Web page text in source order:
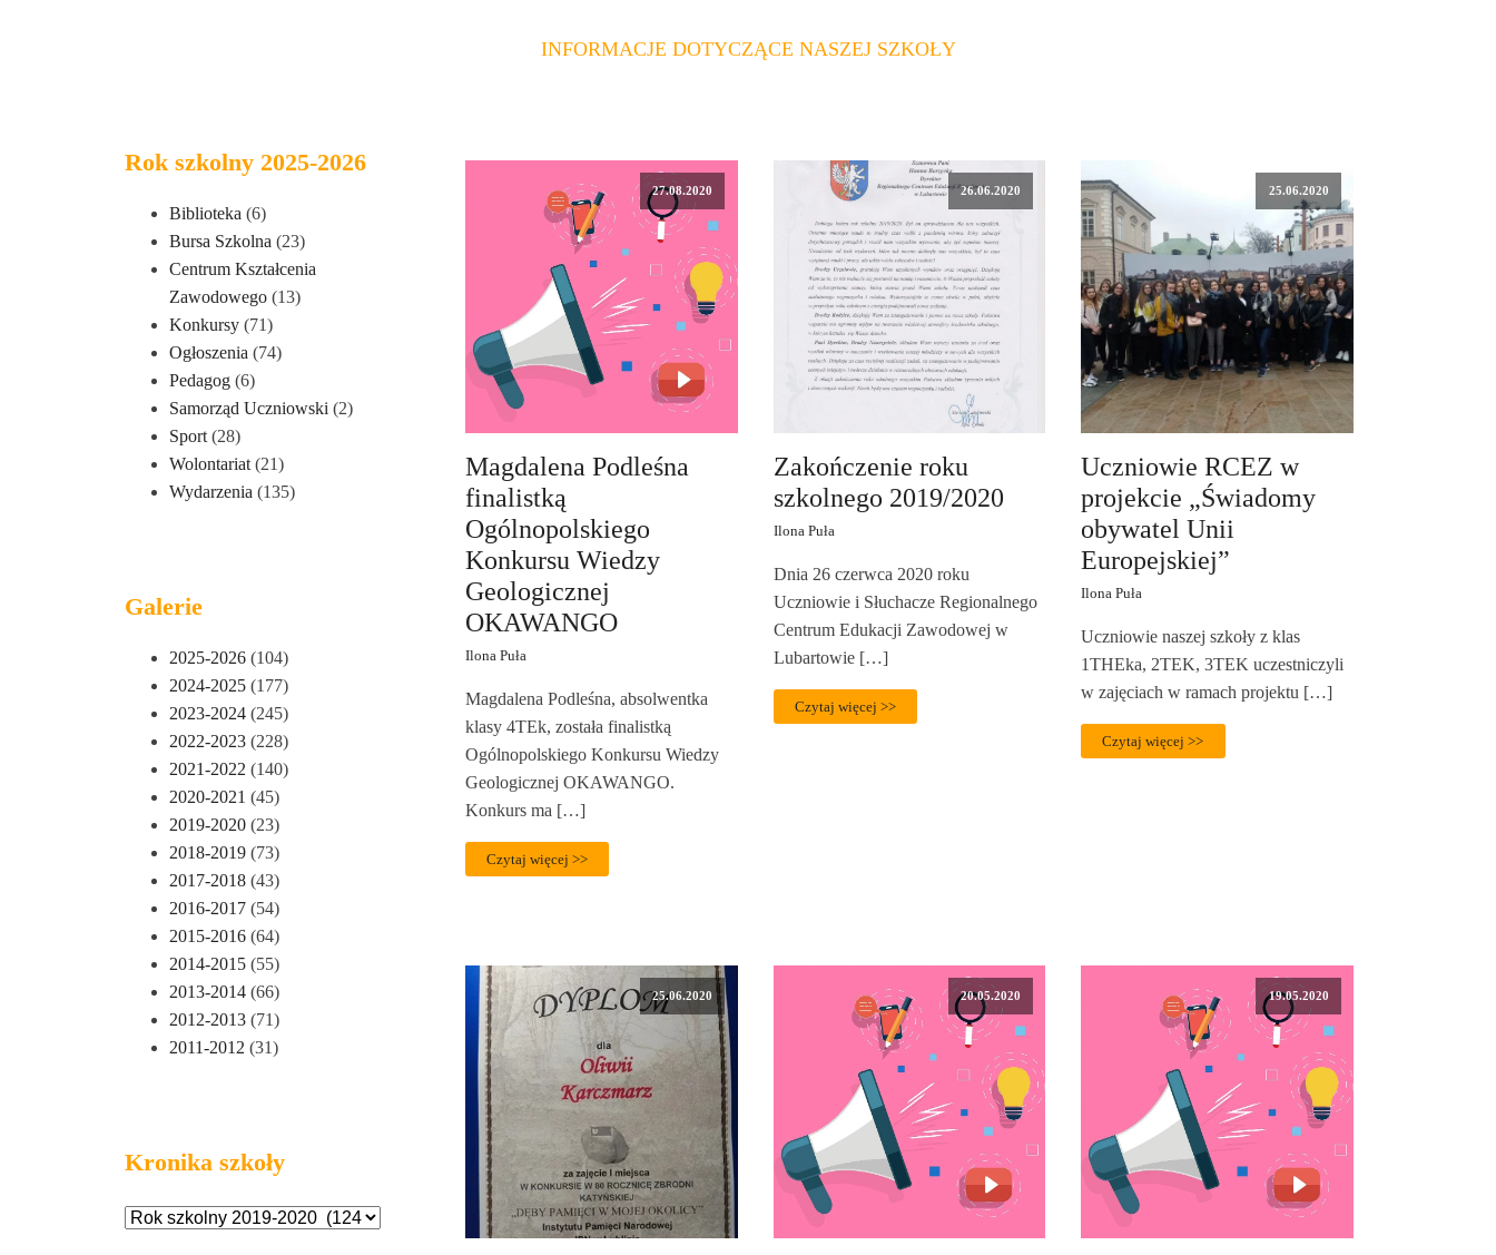
INFORMACJE DOTYCZĄCE NASZEJ SZKOŁY
Rok szkolny 2025-2026
Biblioteka (6)
Bursa Szkolna (23)
Centrum Kształcenia
Zawodowego (13)
Konkursy (71)
Ogłoszenia (74)
Pedagog (6)
Samorząd Uczniowski (2)
Sport (28)
Wolontariat (21)
Wydarzenia (135)
Galerie
2025-2026 (104)
2024-2025 (177)
2023-2024 (245)
2022-2023 (228)
2021-2022 (140)
2020-2021 (45)
2019-2020 (23)
2018-2019 (73)
2017-2018 (43)
2016-2017 (54)
2015-2016 (64)
2014-2015 (55)
2013-2014 (66)
2012-2013 (71)
2011-2012 (31)
Kronika szkoły
27.08.2020
Magdalena Podleśna
finalistką
Ogólnopolskiego
Konkursu Wiedzy
Geologicznej
OKAWANGO
Ilona Puła
Magdalena Podleśna, absolwentka
klasy 4TEk, została finalistką
Ogólnopolskiego Konkursu Wiedzy
Geologicznej OKAWANGO.
Konkurs ma […]
Czytaj więcej >>
26.06.2020
Zakończenie roku
szkolnego 2019/2020
Ilona Puła
Dnia 26 czerwca 2020 roku
Uczniowie i Słuchacze Regionalnego
Centrum Edukacji Zawodowej w
Lubartowie […]
Czytaj więcej >>
25.06.2020
Uczniowie RCEZ w
projekcie „Świadomy
obywatel Unii
Europejskiej”
Ilona Puła
Uczniowie naszej szkoły z klas
1THEka, 2TEK, 3TEK uczestniczyli
w zajęciach w ramach projektu […]
Czytaj więcej >>
25.06.2020 20.05.2020 19.05.2020